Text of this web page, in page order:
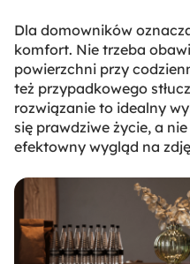
Dla domowników
komfort. Nie trzeba
powierzchni przy
też przypadkowego
rozwiązanie to idealny
się prawdziwe życie, a
efektowny wygląd na